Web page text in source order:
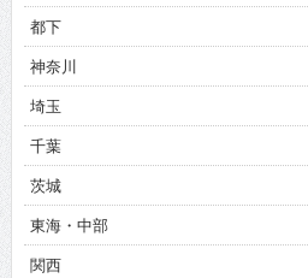
都下
神奈川
埼玉
千葉
茨城
東海・中部
関西